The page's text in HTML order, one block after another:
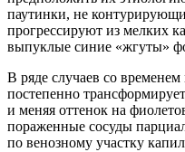
паутинки, не
прогрессируют из мелких
выпуклые синие «жгуты»
В ряде случаев со временем
постепенно
и меняя оттенок на
пораженные сосуды
по венозному участку